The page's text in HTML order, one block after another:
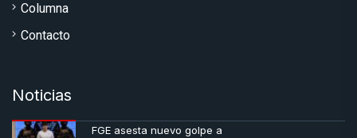
Columna
Contacto
Noticias
FGE asesta nuevo golpe a